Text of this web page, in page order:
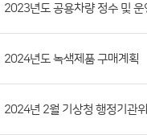
류,
첨
부
2023년도 공용차량 정수 및 운
2024년도 녹색제품 구매계획
2024년 2월 기상청 행정기관